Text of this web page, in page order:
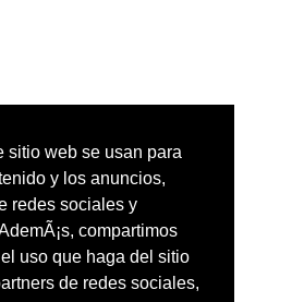
sitio web se usan para
y los anuncios,
redes sociales y
compartimos
uso que haga del sitio
de redes sociales,